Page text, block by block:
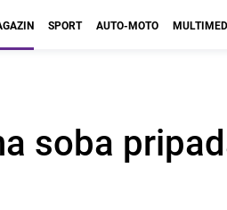
SPORT AUTO-MOTO
soba